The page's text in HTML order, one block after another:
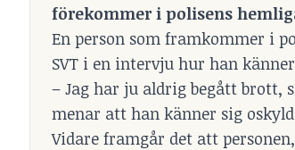
förekommer i polisens
En person som framkommer i
SVT i en intervju hur han
– Jag har ju aldrig begått brott,
menar att han känner sig
Vidare framgår det att